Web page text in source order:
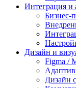
Интеграция и
Бизнес-
Дизайн и
Figma /
Дизайн